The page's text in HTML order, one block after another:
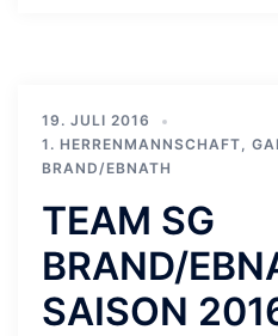
19. JULI 2016
1. HERRENMANNSCHAFT,
BRAND/EBNATH
TEAM SG
BRAND/
SAISON